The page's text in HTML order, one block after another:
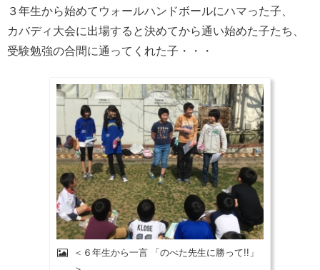
３年生から始めてウォールハンドボールにハマった子、
カバディ大会に出場すると決めてから通い始めた子たち、
受験勉強の合間に通ってくれた子・・・
＜６年生から一言 「のべた先生に勝って!!」